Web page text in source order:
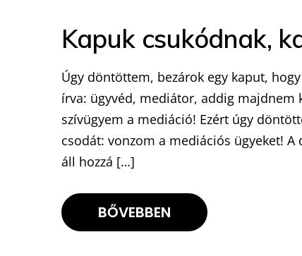
Kapuk csukódnak,
Úgy döntöttem, bezárok egy kaput,
írva: ügyvéd, mediátor, addig majdnem
szívügyem a mediáció! Ezért úgy
csodát: vonzom a mediációs ügyeket!
áll hozzá […]
BŐVEBBEN